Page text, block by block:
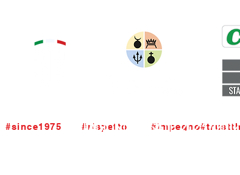
#rispetto       #impegno
STAGIONI PASSATE 2023 / 2012